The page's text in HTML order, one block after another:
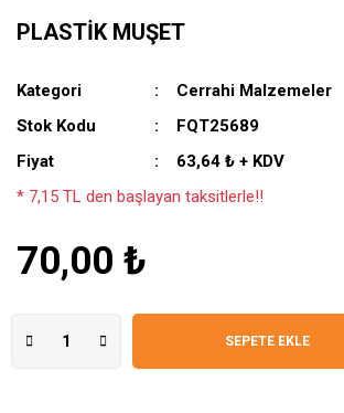
PLASTIK MUŞET
Kategori
Cerrahi Malzemeler
Stok Kodu
FQT25689
Fiyat
63,64 ₺ + KDV
* 7,15 TL den başlayan taksitlerle!!
70,00 ₺
SEPETE EKLE